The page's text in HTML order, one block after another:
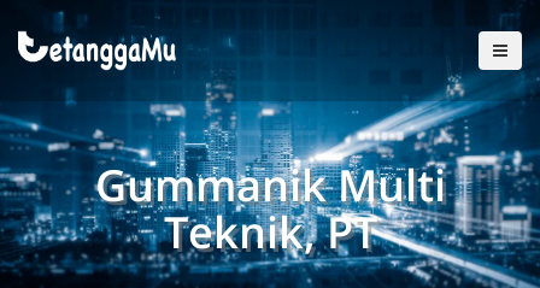
Gummanik Multi
Teknik, PT